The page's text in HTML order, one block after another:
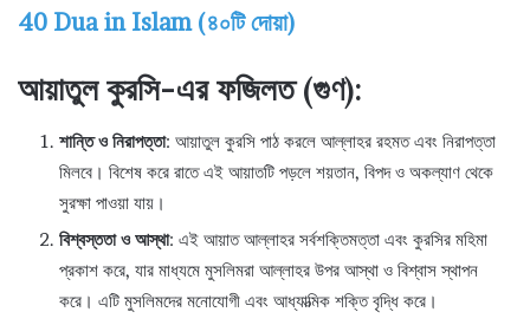
40 Dua in Islam (৪০টি দোয়া)
আয়াতুল কুরসি-এর ফজিলত (গুণ):
শান্তি ও নিরাপত্তা: আয়াতুল কুরসি পাঠ করলে আল্লাহর রহমত এবং নিরাপত্তা
মিলবে। বিশেষ করে রাতে এই আয়াতটি পড়লে শয়তান, বিপদ ও অকল্যাণ থেকে
সুরক্ষা পাওয়া যায়।
বিশ্বস্ততা ও আস্থা: এই আয়াত আল্লাহর সর্বশক্তিমত্তা এবং কুরসির মহিমা
প্রকাশ করে, যার মাধ্যমে মুসলিমরা আল্লাহর উপর আস্থা ও বিশ্বাস স্থাপন
করে। এটি মুসলিমদের মনোযোগী এবং আধ্যাত্মিক শক্তি বৃদ্ধি করে।